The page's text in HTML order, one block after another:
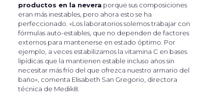
productos en la nevera porque sus composiciones
eran más inestables, pero ahora esto se ha
perfeccionado. «Los laboratorios solemos trabajar con
fórmulas auto-estables, que no dependen de factores
externos para mantenerse en estado óptimo. Por
ejemplo, a veces estabilizamos la vitamina C en bases
lipídicas que la mantienen estable incluso años sin
necesitar más frío del que ofrezca nuestro armario del
baño», comenta Elisabeth San Gregorio, directora
técnica de Medik8.